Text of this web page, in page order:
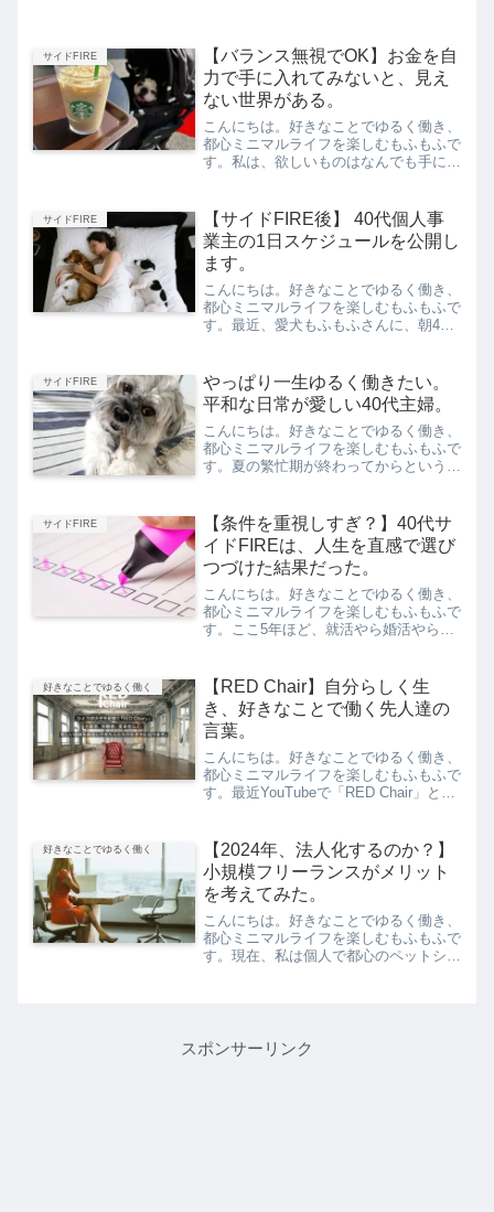
サイドFIRE
【バランス無視でOK】お金を自
力で手に入れてみないと、見え
ない世界がある。
こんにちは。好きなことでゆるく働き、
都心ミニマルライフを楽しむもふもふで
す。私は、欲しいものはなんでも手に入
は、年収1000万円30代では、好きなこ
とでの個人事業40代で...
サイドFIRE
【サイドFIRE後】 40代個人事
業主の1日スケジュールを公開し
ます。
こんにちは。好きなことでゆるく働き、
都心ミニマルライフを楽しむもふもふで
す。最近、愛犬もふもふさんに、朝4時
間がたっぷりあって、なにやら毎日が楽
しいのです。せっかくなの...
サイドFIRE
やっぱり一生ゆるく働きたい。
平和な日常が愛しい40代主婦。
こんにちは。好きなことでゆるく働き、
都心ミニマルライフを楽しむもふもふで
す。夏の繁忙期が終わってからというも
後もやっぱりゆるく働きたい」という、
私の思いについてお伝えし...
サイドFIRE
【条件を重視しすぎ？】40代サ
イドFIREは、人生を直感で選び
つづけた結果だった。
こんにちは。好きなことでゆるく働き、
都心ミニマルライフを楽しむもふもふで
す。ここ5年ほど、就活やら婚活やらを
しすぎじゃない？今回は、「気持ちが動
かない？一度条件をリセッ...
好きなことでゆるく働く
【RED Chair】自分らしく生
き、好きなことで働く先人達の
言葉。
こんにちは。好きなことでゆるく働き、
都心ミニマルライフを楽しむもふもふで
す。最近YouTubeで「RED Chair」とい
い！このブログのテーマである「好きな
こ...
好きなことでゆるく働く
【2024年、法人化するのか？】
小規模フリーランスがメリット
を考えてみた。
こんにちは。好きなことでゆるく働き、
都心ミニマルライフを楽しむもふもふで
す。現在、私は個人で都心のペットシッ
スポンサーリンク